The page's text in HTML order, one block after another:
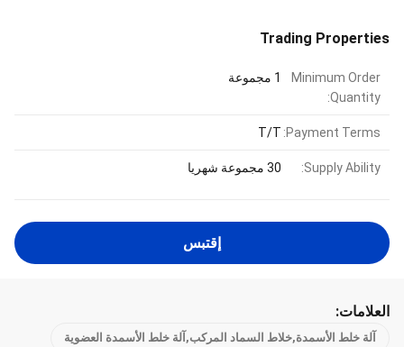
Trading Properties
Minimum Order
Quantity:
1 مجموعة
Payment Terms:
T/T
Supply Ability: 30 مجموعة شهريا
إقتبس
العلامات:
آلة خلط الأسمدة,خلاط السماد المركب,آلة خلط الأسمدة العضوية